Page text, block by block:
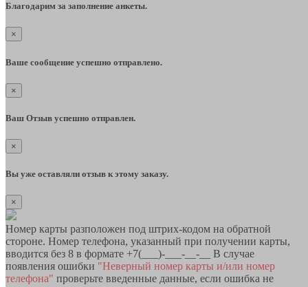
Благодарим за заполнение анкеты.
×
Ваше сообщение успешно отправлено.
×
Ваш Отзыв успешно отправлен.
×
Вы уже оставляли отзыв к этому заказу.
×
Номер карты разположен под штрих-кодом на обратной
стороне. Номер телефона, указанный при получении карты,
вводится без 8 в формате +7(___)-___-__-__ В случае
появления ошибки "Неверный номер карты и/или номер
телефона" проверьте введенные данные, если ошибка не